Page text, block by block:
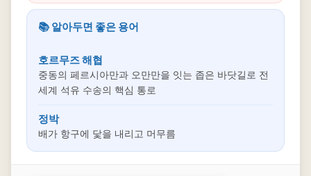
📚 알아두면 좋은 용어
호르무즈 해협
중동의 페르시아만과 오만만을 잇는 좁은 바닷길로 전
세계 석유 수송의 핵심 통로
정박
배가 항구에 닻을 내리고 머무름